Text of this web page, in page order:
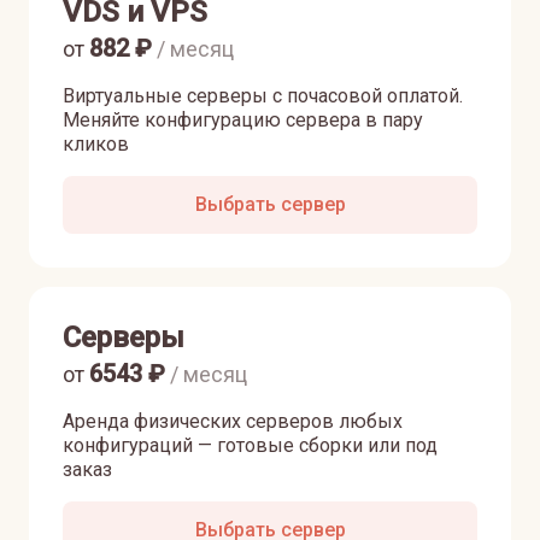
VDS и VPS
Виртуальные серверы с почасовой оплатой.
Меняйте конфигурацию сервера в пару
кликов
от 882₽ / месяц
Выбрать сервер
Серверы
Аренда физических серверов любых
конфигураций — готовые сборки или под
заказ
от 6543 ₽ / месяц
Выбрать сервер